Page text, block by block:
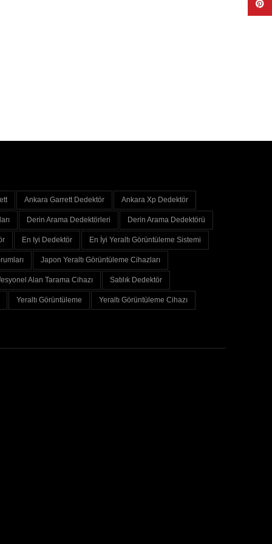
Ankara Garrett Dedektör Ankara Xp Dedektör
Derin Arama Dedektörleri Derin Arama Dedektörü
En Iyi Dedektör En İyi Yeraltı Görüntüleme Sistemi
Japon Yeraltı Görüntüleme Cihazları
Alan Tarama Cihazı Satılık Dedektör
Yeraltı Görüntüleme Yeraltı Görüntüleme Cihazı